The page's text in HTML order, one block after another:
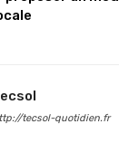
tecsol-quotidien.fr